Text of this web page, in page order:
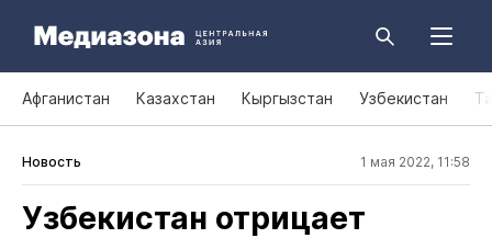
Афганистан Казахстан Кыргызстан Узбекистан
Новость 1 мая 2022, 11:58
Узбекистан отрицает